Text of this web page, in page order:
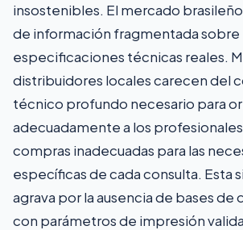
insostenibles. El mercado
de información fragmentada sobre
especificaciones técnicas reales.
distribuidores locales carecen del
técnico profundo necesario para
adecuadamente a los
compras inadecuadas para las
específicas de cada consulta. Esta
agrava por la ausencia de bases de
con parámetros de impresión